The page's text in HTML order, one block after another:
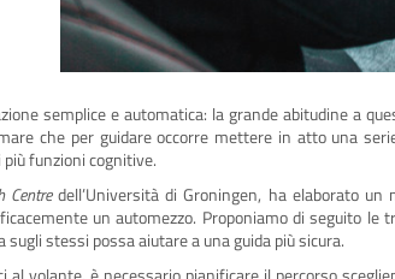
semplice e automatica: la grande abitudine a
che per guidare occorre mettere in atto una
funzioni cognitive.
Centredell’Università di Groningen, ha elaborato
un automezzo. Proponiamo di seguito
sugli stessi possa aiutare a una guida più sicura.